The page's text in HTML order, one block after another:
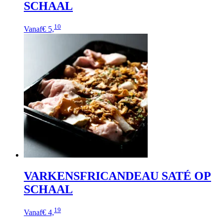
SCHAAL
Vanaf€ 5,10
product
meerdere
variaties.
Deze
optie
kan
gekozen
worden
op
de
productpagina
VARKENSFRICANDEAU SATÉ OP
SCHAAL
Vanaf€ 4,19